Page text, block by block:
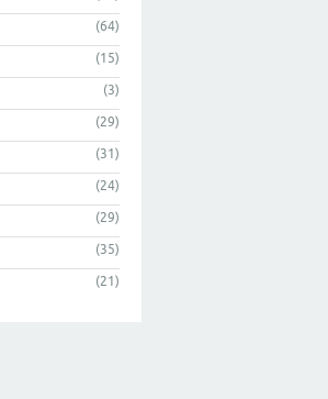
(64)
(15)
(3)
(29)
(31)
(24)
(29)
(35)
(21)